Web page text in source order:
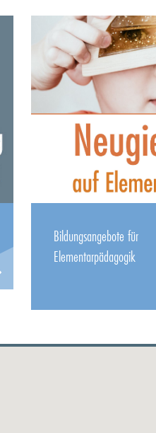
Bildungsangebote für
Elementarpädagogik